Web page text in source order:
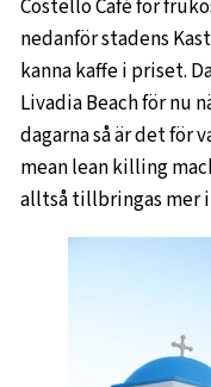
Costello Café för
nedanför stadens
kanna kaffe i priset.
Livadia Beach för nu
dagarna så är det för
mean lean killing
alltså tillbringas mer